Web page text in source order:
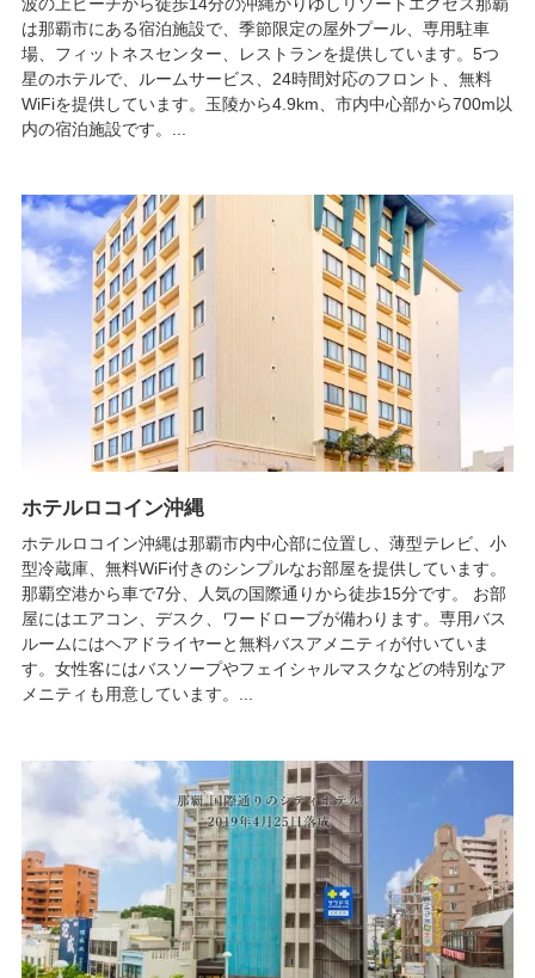
は那覇市にある宿泊施設で、季節限定の屋外プール、専用駐車
場、フィットネスセンター、レストランを提供しています。5つ
星のホテルで、ルームサービス、24時間対応のフロント、無料
WiFiを提供しています。玉陵から4.9km、市内中心部から700m以
内の宿泊施設です。...
ホテルロコイン沖縄
ホテルロコイン沖縄は那覇市内中心部に位置し、薄型テレビ、小
型冷蔵庫、無料WiFi付きのシンプルなお部屋を提供しています。
那覇空港から車で7分、人気の国際通りから徒歩15分です。 お部
屋にはエアコン、デスク、ワードローブが備わります。専用バス
ルームにはヘアドライヤーと無料バスアメニティが付いていま
す。女性客にはバスソープやフェイシャルマスクなどの特別なア
メニティも用意しています。...